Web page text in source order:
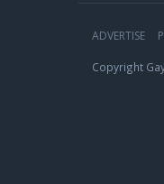
ADVERTISE
Copyright